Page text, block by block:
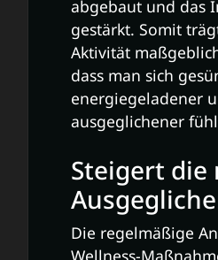
abgebaut und das
gestärkt. Somit
Aktivität
dass man sich
energiegeladener
ausgeglichener
Steigert die
Die regelmäßige
Wellness-